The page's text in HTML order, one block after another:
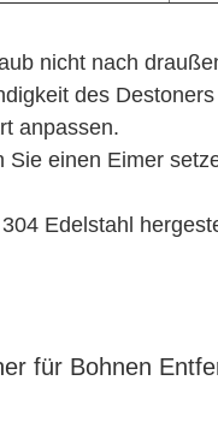
nicht nach
des
anpassen.
einen Eimer
Edelstahl
für Bohnen